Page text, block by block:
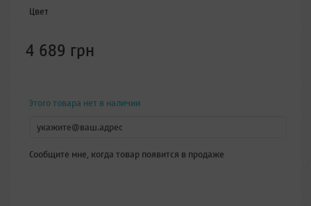
Цвет
4 689 грн
Этого товара нет в наличии
Сообщите мне, когда товар появится в продаже